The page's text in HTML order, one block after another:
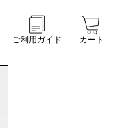
ご利用ガイド カート